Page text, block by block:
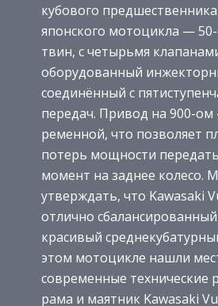
кубового
японского мотоцикла —
твин, с четырьмя
оборудованный
соединённый с
передач. Привод на 900-ом
ременной, что позволяет
потерь мощности
момент на заднее колесо.
утверждать, что Kawasaki
отлично
красивый
этом мотоцикле нашли
современные технические
рама и маятник Kawasaki